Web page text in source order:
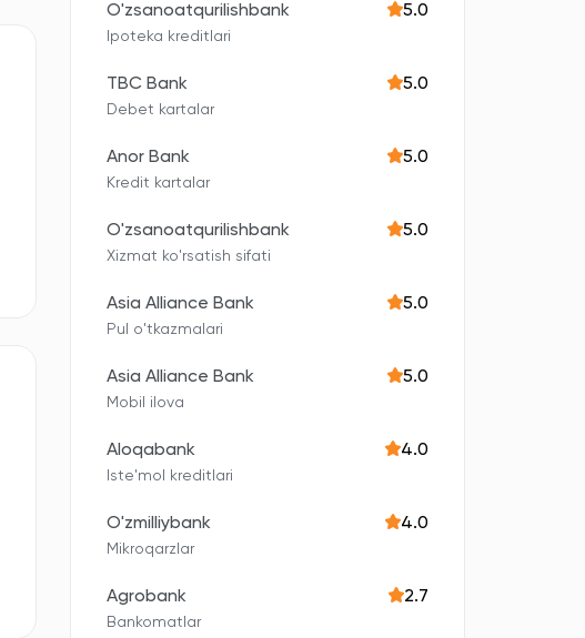
O'zsanoatqurilishbank 5.0
Ipoteka kreditlari
TBC Bank 5.0
Debet kartalar
Anor Bank 5.0
Kredit kartalar
O'zsanoatqurilishbank 5.0
Xizmat ko'rsatish sifati
Asia Alliance Bank 5.0
Pul o'tkazmalari
Asia Alliance Bank 5.0
Mobil ilova
Aloqabank 4.0
Iste'mol kreditlari
O'zmilliybank 4.0
Mikroqarzlar
Agrobank 2.7
Bankomatlar